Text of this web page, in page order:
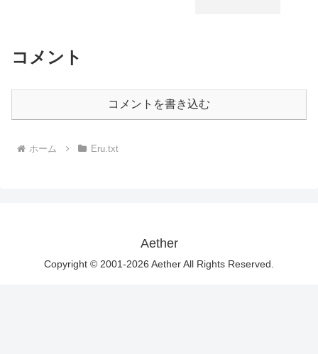
コメント
コメントを書き込む
ホーム Eru.txt
Aether
Copyright © 2001-2026 Aether All Rights Reserved.